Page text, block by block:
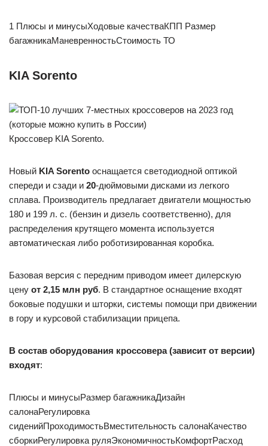
1 Плюсы и минусыХодовые качестваКПП Размер
багажникаМаневренностьСтоимость ТО
KIA Sorento
Кроссовер KIA Sorento.
Новый KIA Sorento оснащается светодиодной оптикой
спереди и сзади и 20-дюймовыми дисками из легкого
сплава. Производитель предлагает двигатели мощностью
180 и 199 л. с. (бензин и дизель соответственно), для
распределения крутящего момента используется
автоматическая либо роботизированная коробка.
Базовая версия с передним приводом имеет дилерскую
цену от 2,15 млн руб. В стандартное оснащение входят
боковые подушки и шторки, системы помощи при движении
в гору и курсовой стабилизации прицепа.
В состав оборудования кроссовера (зависит от версии)
входят:
Плюсы и минусыРазмер багажникаДизайн
салонаРегулировка
сиденийПроходимостьВместительность салонаКачество
сборкиРегулировка руляЭкономичностьКомфортРасход